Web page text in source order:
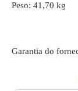
Peso: 41,70 kg
Garantia do